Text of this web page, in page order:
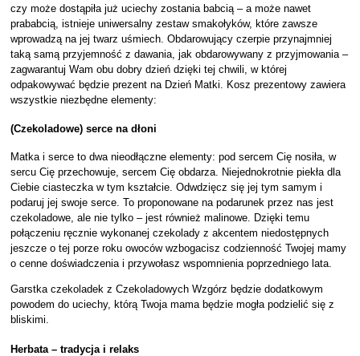
czy może dostąpiła już uciechy zostania babcią – a może nawet
prababcią, istnieje uniwersalny zestaw smakołyków, które zawsze
wprowadzą na jej twarz uśmiech. Obdarowujący czerpie przynajmniej
taką samą przyjemność z dawania, jak obdarowywany z przyjmowania –
zagwarantuj Wam obu dobry dzień dzięki tej chwili, w której
odpakowywać będzie prezent na Dzień Matki. Kosz prezentowy zawiera
wszystkie niezbędne elementy:
(Czekoladowe) serce na dłoni
Matka i serce to dwa nieodłączne elementy: pod sercem Cię nosiła, w
sercu Cię przechowuje, sercem Cię obdarza. Niejednokrotnie piekła dla
Ciebie ciasteczka w tym kształcie. Odwdzięcz się jej tym samym i
podaruj jej swoje serce. To proponowane na podarunek przez nas jest
czekoladowe, ale nie tylko – jest również malinowe. Dzięki temu
połączeniu ręcznie wykonanej czekolady z akcentem niedostępnych
jeszcze o tej porze roku owoców wzbogacisz codzienność Twojej mamy
o cenne doświadczenia i przywołasz wspomnienia poprzedniego lata.
Garstka czekoladek z Czekoladowych Wzgórz będzie dodatkowym
powodem do uciechy, którą Twoja mama będzie mogła podzielić się z
bliskimi.
Herbata – tradycja i relaks